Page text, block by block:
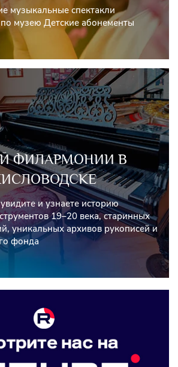
музыкальные спектакли
музею Детские абонементы
ФИЛАРМОНИИ В
и узнаете историю
19–20 века, старинных
уникальных архивов рукописей и
фонда